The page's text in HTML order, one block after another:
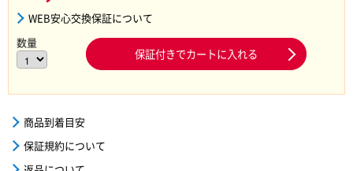
WEB安心交換保証について
数量
保証付きでカートに入れる
商品到着目安
保証規約について